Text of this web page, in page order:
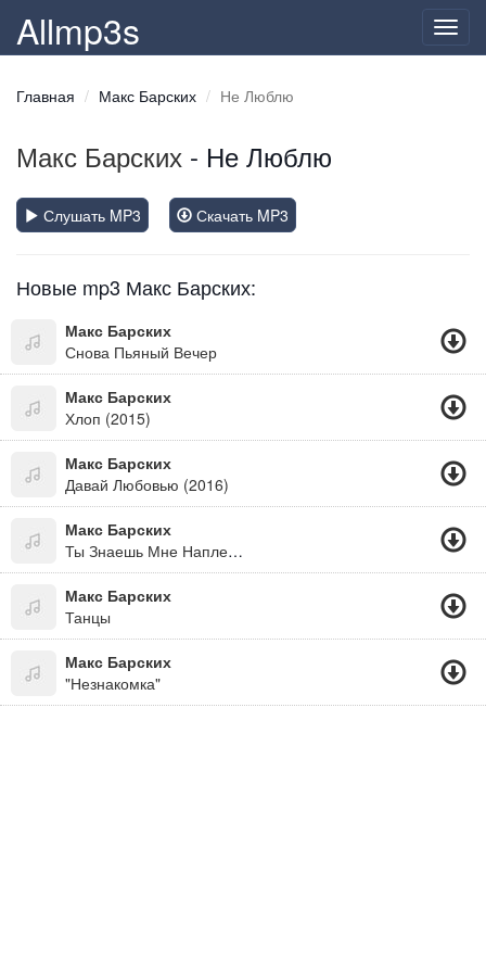
Allmp3s
Главная Макс Барских Не Люблю
Макс Барских - Не Люблю
Слушать MP3 Скачать MP3
Новые mp3 Макс Барских:
Макс Барских
Снова Пьяный Вечер
Макс Барских
Хлоп (2015)
Макс Барских
Давай Любовью (2016)
Макс Барских
Ты Знаешь Мне Наплевать, Где Ты И С Кем..
Макс Барских
Танцы
Макс Барских
"Незнакомка"